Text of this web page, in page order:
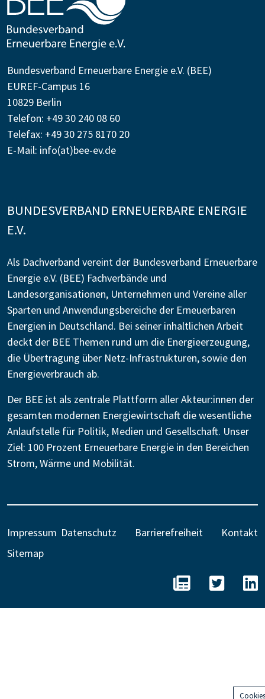
Bundesverband Erneuerbare Energie e.V. (BEE)
EUREF-Campus 16
10829 Berlin
Telefon: +49 30 240 08 60
Telefax: +49 30 275 8170 20
E-Mail: info(at)bee-ev.de
BUNDESVERBAND ERNEUERBARE ENERGIE
E.V.
Als Dachverband vereint der Bundesverband Erneuerbare
Energie e.V. (BEE) Fachverbände und
Landesorganisationen, Unternehmen und Vereine aller
Sparten und Anwendungsbereiche der Erneuerbaren
Energien in Deutschland. Bei seiner inhaltlichen Arbeit
deckt der BEE Themen rund um die Energieerzeugung,
die Übertragung über Netz-Infrastrukturen, sowie den
Energieverbrauch ab.
Der BEE ist als zentrale Plattform aller Akteur:innen der
gesamten modernen Energiewirtschaft die wesentliche
Anlaufstelle für Politik, Medien und Gesellschaft. Unser
Ziel: 100 Prozent Erneuerbare Energie in den Bereichen
Strom, Wärme und Mobilität.
Impressum Datenschutz Barrierefreiheit
Kontakt
Sitemap
BEE - Unseren
BEE
Cookies